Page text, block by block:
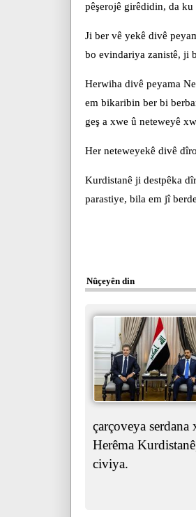
pêşerojê girêdidin, da
Ji ber vê yekê divê
bo evindariya zanistê, ji
Herwiha divê peyama
em bikaribin ber bi
geş a xwe û neteweyê
Her neteweyekê divê
Kurdistanê ji destpêka
parastiye, bila em jî
Nûçeyên din
çarçoveya
Herêma
civiya.